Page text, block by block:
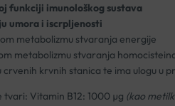
funkciji imunološkog sustava
umora i iscrpljenosti
metabolizmu stvaranja energije
metabolizmu stvaranja
crvenih krvnih stanica te ima ulogu u
tvari: Vitamin B12: 1000 µg (kao